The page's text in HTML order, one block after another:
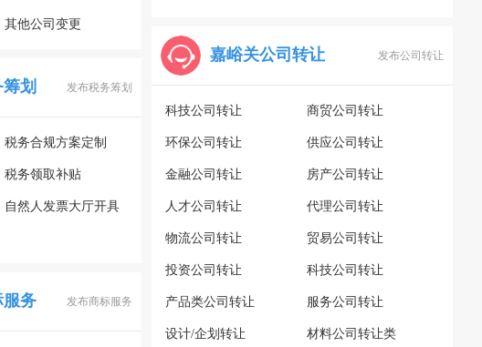
其他公司变更
划 发布税务筹划
税务合规方案定制
税务领取补贴
自然人发票大厅开具
服务 发布商标服务
嘉峪关公司转让 发布公司转让
科技公司转让 商贸公司转让
环保公司转让 供应公司转让
金融公司转让 房产公司转让
人才公司转让 代理公司转让
物流公司转让 贸易公司转让
投资公司转让 科技公司转让
产品类公司转让 服务公司转让
设计/企划转让 材料公司转让类